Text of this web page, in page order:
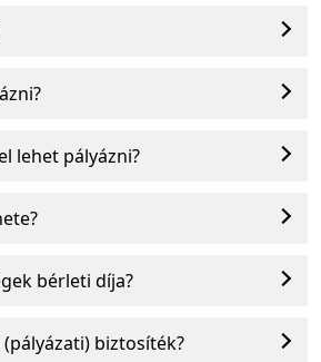
lehet pályázni?
bérleti díja?
biztosíték?